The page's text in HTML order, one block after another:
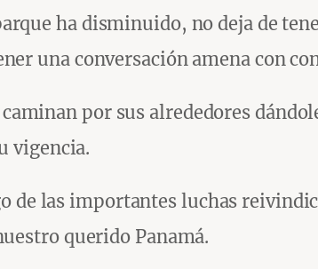
ha disminuido, no deja de
una conversación amena con
por sus alrededores
vigencia.
de las importantes luchas
querido Panamá.